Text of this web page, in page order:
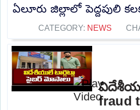
ఏలూరు జిల్లాలో పెద్దపులి
CATEGORY: NEWS
fraud